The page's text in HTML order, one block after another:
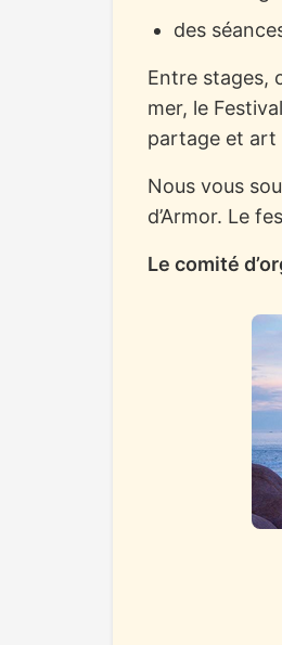
des
Entre stages,
mer, le
partage et art
Nous vous
d’Armor. Le
Le comité